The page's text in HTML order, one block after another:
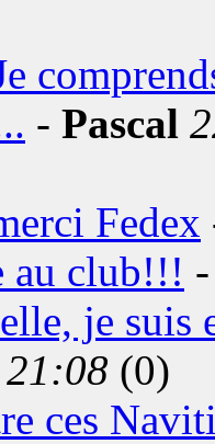
- Pascal
Fedex
au club!!!
je
(0)
ces